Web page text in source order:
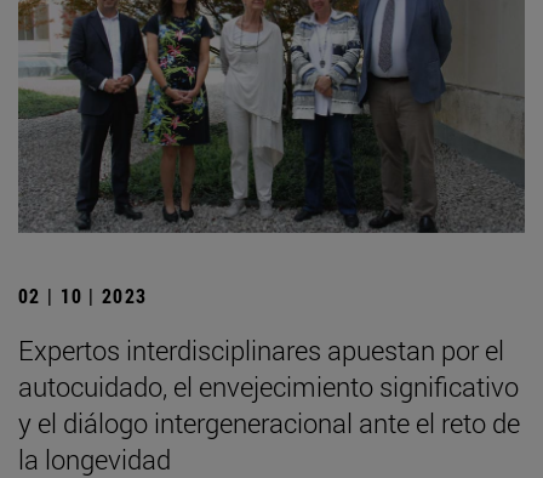
02 | 10 | 2023
Expertos interdisciplinares apuestan por el
autocuidado, el envejecimiento significativo
y el diálogo intergeneracional ante el reto de
la longevidad